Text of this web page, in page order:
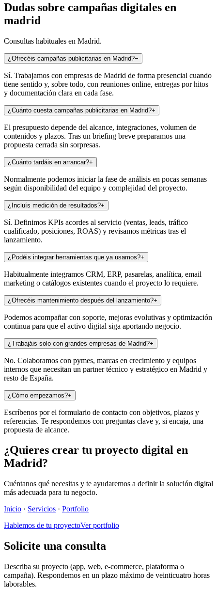
Dudas sobre campañas digitales en
madrid
Consultas habituales en Madrid.
¿Ofrecéis campañas publicitarias en Madrid?−
Sí. Trabajamos con empresas de Madrid de forma presencial cuando
tiene sentido y, sobre todo, con reuniones online, entregas por hitos
y documentación clara en cada fase.
¿Cuánto cuesta campañas publicitarias en Madrid?+
El presupuesto depende del alcance, integraciones, volumen de
contenidos y plazos. Tras un briefing breve preparamos una
propuesta cerrada sin sorpresas.
¿Cuánto tardáis en arrancar?+
Normalmente podemos iniciar la fase de análisis en pocas semanas
según disponibilidad del equipo y complejidad del proyecto.
¿Incluís medición de resultados?+
Sí. Definimos KPIs acordes al servicio (ventas, leads, tráfico
cualificado, posiciones, ROAS) y revisamos métricas tras el
lanzamiento.
¿Podéis integrar herramientas que ya usamos?+
Habitualmente integramos CRM, ERP, pasarelas, analítica, email
marketing o catálogos existentes cuando el proyecto lo requiere.
¿Ofrecéis mantenimiento después del lanzamiento?+
Podemos acompañar con soporte, mejoras evolutivas y optimización
continua para que el activo digital siga aportando negocio.
¿Trabajáis solo con grandes empresas de Madrid?+
No. Colaboramos con pymes, marcas en crecimiento y equipos
internos que necesitan un partner técnico y estratégico en Madrid y
resto de España.
¿Cómo empezamos?+
Escríbenos por el formulario de contacto con objetivos, plazos y
referencias. Te respondemos con preguntas clave y, si encaja, una
propuesta de alcance.
¿Quieres crear tu proyecto digital en
Madrid?
Cuéntanos qué necesitas y te ayudaremos a definir la solución digital
más adecuada para tu negocio.
Inicio · Servicios · Portfolio
Hablemos de tu proyectoVer portfolio
Solicite una consulta
Describa su proyecto (app, web, e-commerce, plataforma o
campaña). Respondemos en un plazo máximo de veinticuatro horas
laborables.